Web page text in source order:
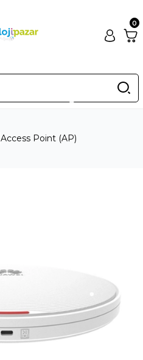
0
Access Point (AP)